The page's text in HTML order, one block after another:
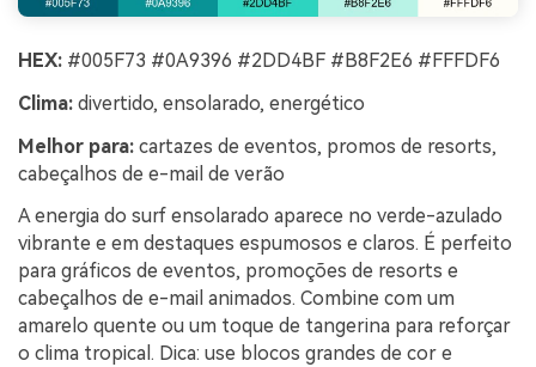
HEX: #005F73 #0A9396 #2DD4BF #B8F2E6 #FFFDF6
Clima: divertido, ensolarado, energético
Melhor para: cartazes de eventos, promos de resorts,
cabeçalhos de e-mail de verão
A energia do surf ensolarado aparece no verde-azulado
vibrante e em destaques espumosos e claros. É perfeito
para gráficos de eventos, promoções de resorts e
cabeçalhos de e-mail animados. Combine com um
amarelo quente ou um toque de tangerina para reforçar
o clima tropical. Dica: use blocos grandes de cor e